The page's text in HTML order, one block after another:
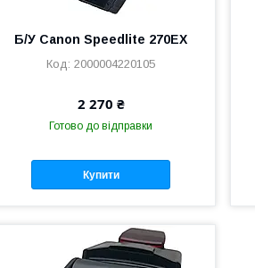
Б/У Canon Speedlite 270EX
2000004220105
2 270 ₴
Готово до відправки
Купити